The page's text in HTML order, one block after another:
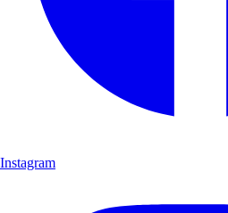
Instagram